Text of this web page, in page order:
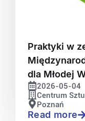
Praktyki w
dla Młodej
2026-05-04
Centrum
Poznań
Read more